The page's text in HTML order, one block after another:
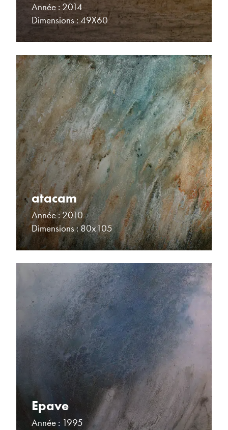
Année : 2014
Dimensions : 49X60
atacam
Année : 2010
Dimensions : 80x105
Epave
Année : 1995